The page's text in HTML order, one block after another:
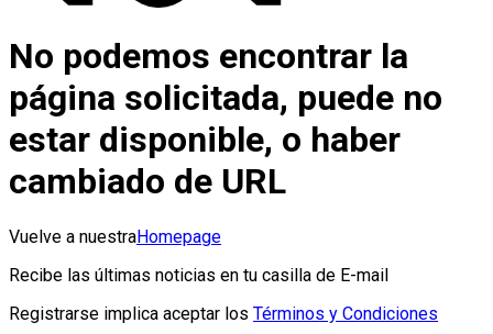
No podemos encontrar la
página solicitada, puede no
estar disponible, o haber
cambiado de URL
Vuelve a nuestraHomepage
Recibe las últimas noticias en tu casilla de E-mail
Registrarse implica aceptar los Términos y Condiciones